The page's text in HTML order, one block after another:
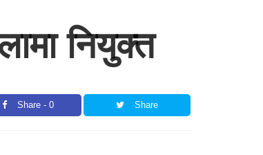
नियुक्त
Share - 0 Share